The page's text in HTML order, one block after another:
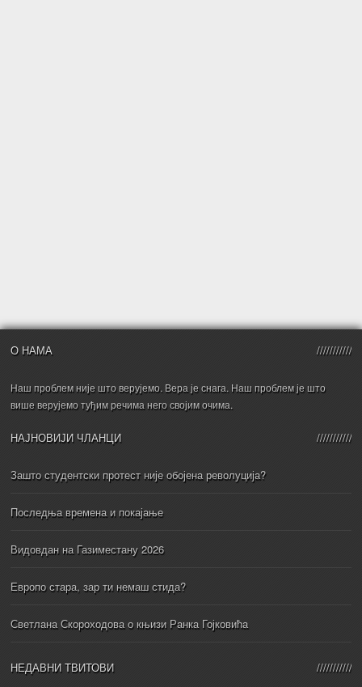
О НАМА
Наш проблем није што верујемо. Вера је снага. Наш проблем је што
више верујемо туђим речима него својим очима.
НАЈНОВИЈИ ЧЛАНЦИ
Зашто студентски протест није обојена револуција?
Последња времена и покајање
Видовдан на Газиместану 2026
Европо стара, зар ти немаш стида?
Светлана Скороходова о књизи Ранка Гојковића
НЕДАВНИ ТВИТОВИ